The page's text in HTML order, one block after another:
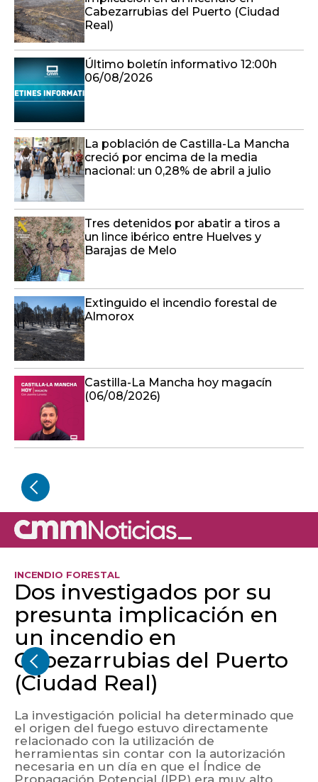
Cabezarrubias del Puerto (Ciudad
Real)
Último boletín informativo 12:00h
06/08/2026
La población de Castilla-La Mancha
creció por encima de la media
nacional: un 0,28% de abril a julio
Tres detenidos por abatir a tiros a
un lince ibérico entre Huelves y
Barajas de Melo
Extinguido el incendio forestal de
Almorox
Castilla-La Mancha hoy magacín
(06/08/2026)
INCENDIO FORESTAL
Dos investigados por su
presunta implicación en
un incendio en
Cabezarrubias del Puerto
(Ciudad Real)
La investigación policial ha determinado que
el origen del fuego estuvo directamente
relacionado con la utilización de
herramientas sin contar con la autorización
necesaria en un día en que el Índice de